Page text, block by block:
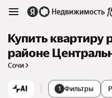
Купить квартиру
районе
Сочи
AI 1 Фильтры